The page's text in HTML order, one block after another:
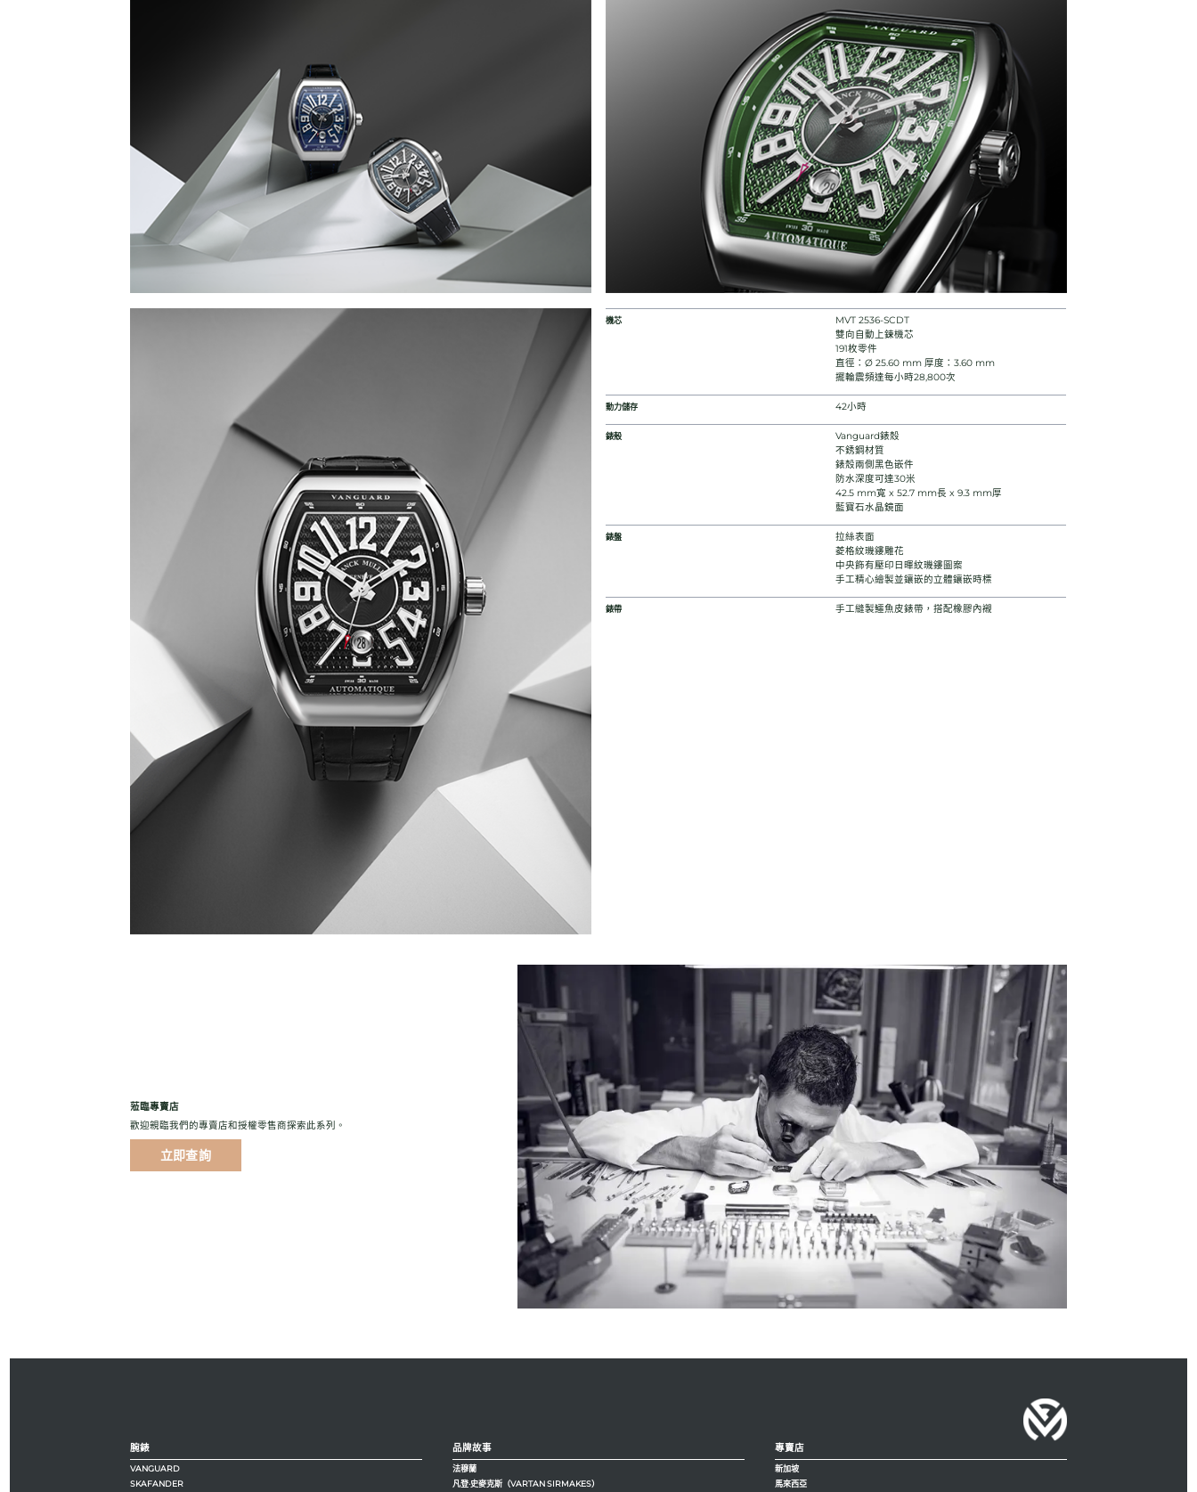
機芯
MVT 2536-SCDT
雙向自動上鍊機芯
191枚零件
直徑：Ø 25.60 mm 厚度：3.60 mm
擺輪震頻達每小時28,800次
動力儲存 42小時
錶殼
Vanguard錶殼
不銹鋼材質
錶殼兩側黑色嵌件
防水深度可達30米
42.5 mm寬 x 52.7 mm長 x 9.3 mm厚
藍寶石水晶鏡面
錶盤
拉絲表面
菱格紋璣鏤雕花
中央飾有壓印日暉紋璣鏤圖案
手工精心繪製並鑲嵌的立體鑲嵌時標
錶帶 手工縫製鱷魚皮錶帶，搭配橡膠內襯
蒞臨專賣店
歡迎親臨我們的專賣店和授權零售商探索此系列。
立即查詢
腕錶
VANGUARD
SKAFANDER
品牌故事
法穆蘭
凡登·史麥克斯（VARTAN SIRMAKES）
專賣店
新加坡
馬來西亞